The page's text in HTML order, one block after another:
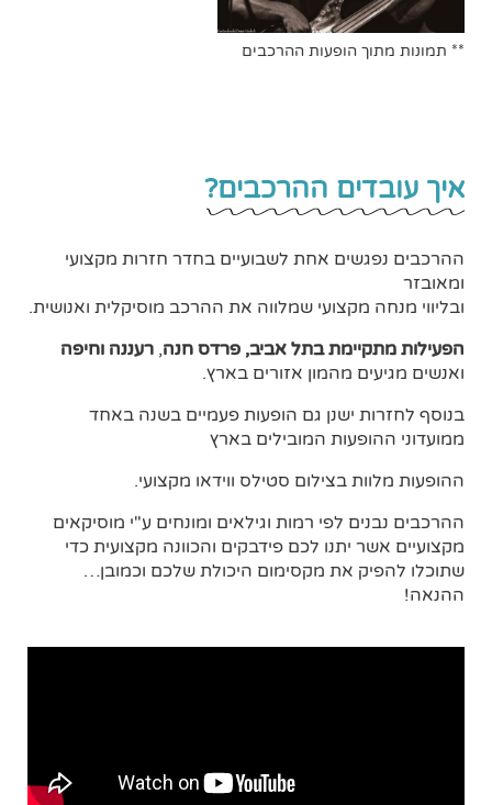
** תמונות מתוך הופעות ההרכבים
איך עובדים ההרכבים?
ההרכבים נפגשים אחת לשבועיים בחדר חזרות מקצועי
ומאובזר
ובליווי מנחה מקצועי שמלווה את ההרכב מוסיקלית ואנושית.
הפעילות מתקיימת בתל אביב, פרדס חנה, רעננה וחיפה
ואנשים מגיעים מהמון אזורים בארץ.
בנוסף לחזרות ישנן גם הופעות פעמיים בשנה באחד
ממועדוני ההופעות המובילים בארץ
ההופעות מלוות בצילום סטילס ווידאו מקצועי.
ההרכבים נבנים לפי רמות וגילאים ומונחים ע"י מוסיקאים
מקצועיים אשר יתנו לכם פידבקים והכוונה מקצועית כדי
שתוכלו להפיק את מקסימום היכולת שלכם וכמובן…
ההנאה!